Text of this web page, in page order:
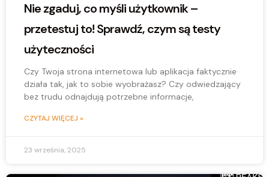
Nie zgaduj, co myśli użytkownik –
przetestuj to! Sprawdź, czym są testy
użyteczności
Czy Twoja strona internetowa lub aplikacja faktycznie
działa tak, jak to sobie wyobrażasz? Czy odwiedzający
bez trudu odnajdują potrzebne informacje,
CZYTAJ WIĘCEJ »
23 września, 2025